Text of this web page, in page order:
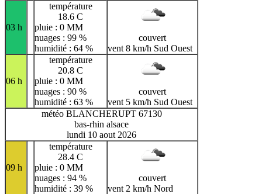
03 h
température
18.6 C
pluie : 0 MM
nuages : 99 %
humidité : 64 %
couvert
vent 8 km/h Sud Ouest
06 h
température
20.8 C
pluie : 0 MM
nuages : 90 %
humidité : 63 %
couvert
vent 5 km/h Sud Ouest
météo BLANCHERUPT 67130
bas-rhin alsace
lundi 10 aout 2026
09 h
température
28.4 C
pluie : 0 MM
nuages : 94 %
humidité : 39 %
couvert
vent 2 km/h Nord